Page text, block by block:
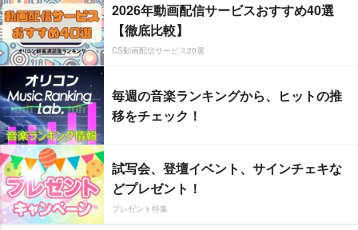
2026年動画配信サービスおすすめ40選
【徹底比較】
CS動画配信サービス20選
毎週の音楽ランキングから、ヒットの推
移をチェック！
試写会、登壇イベント、サインチェキな
どプレゼント！
プレゼント特集